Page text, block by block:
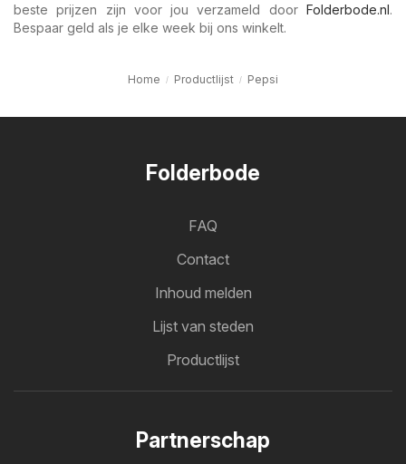
beste prijzen zijn voor jou verzameld door Folderbode.nl.
Bespaar geld als je elke week bij ons winkelt.
Home Productlijst Pepsi
Folderbode
FAQ
Contact
Inhoud melden
Lijst van steden
Productlijst
Partnerschap